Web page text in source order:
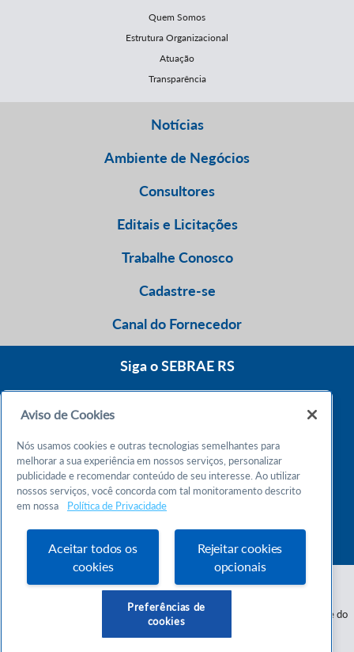
Quem Somos
Estrutura Organizacional
Atuação
Transparência
Notícias
Ambiente de Negócios
Consultores
Editais e Licitações
Trabalhe Conosco
Cadastre-se
Canal do Fornecedor
Siga o SEBRAE RS
Atendimento 24h
Chame no WhatsApp
Atendimento das 9h às 18h
Serviço de Apoio às Micro e Pequenas Empresas do Estado do Rio Grande do
Aviso de Cookies
Nós usamos cookies e outras tecnologias semelhantes para
melhorar a sua experiência em nossos serviços, personalizar
publicidade e recomendar conteúdo de seu interesse. Ao utilizar
nossos serviços, você concorda com tal monitoramento descrito
em nossa
Política de Privacidade
Aceitar todos os
cookies
Rejeitar cookies
opcionais
Preferências de
cookies